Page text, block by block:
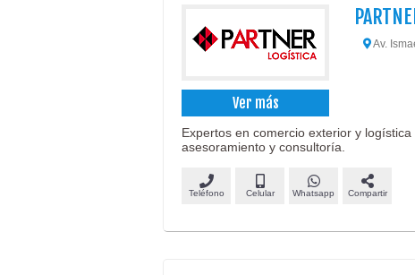
Ver más
Av.
Expertos en comercio exterior y
asesoramiento y consultoría.
Teléfono Celular Whatsapp Compartir